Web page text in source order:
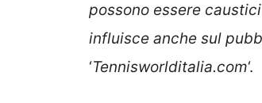
possono essere
influisce anche sul
‘Tennisworlditalia.com‘.